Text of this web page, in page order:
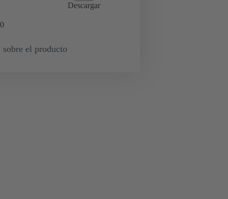
Descargar
0
sobre el producto